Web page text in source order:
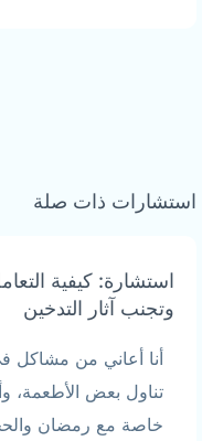
استشارات ذات صلة
استشارة: كيفية
وتجنب آثار التدخين
أنا أعاني من مشاكل
تناول بعض الأطعمة،
خاصة مع رمضان